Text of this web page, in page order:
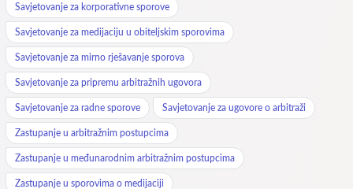
Savjetovanje za korporativne sporove
Savjetovanje za medijaciju u obiteljskim sporovima
Savjetovanje za mirno rješavanje sporova
Savjetovanje za pripremu arbitražnih ugovora
Savjetovanje za radne sporove Savjetovanje za ugovore o arbitraži
Zastupanje u arbitražnim postupcima
Zastupanje u međunarodnim arbitražnim postupcima
Zastupanje u sporovima o medijaciji